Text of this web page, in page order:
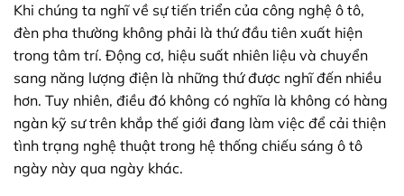
Khi chúng ta nghĩ về sự tiến triển của công nghệ ô tô,
đèn pha thường không phải là thứ đầu tiên xuất hiện
trong tâm trí. Động cơ, hiệu suất nhiên liệu và chuyển
sang năng lượng điện là những thứ được nghĩ đến nhiều
hơn. Tuy nhiên, điều đó không có nghĩa là không có hàng
ngàn kỹ sư trên khắp thế giới đang làm việc để cải thiện
tình trạng nghệ thuật trong hệ thống chiếu sáng ô tô
ngày này qua ngày khác.